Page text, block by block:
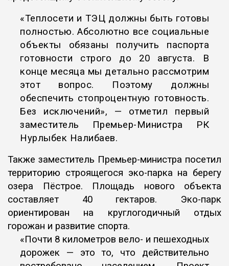
«Теплосети и ТЭЦ должны быть готовы
полностью. Абсолютно все социальные
объекты обязаны получить паспорта
готовности строго до 20 августа. В
конце месяца мы детально рассмотрим
этот вопрос. Поэтому должны
обеспечить стопроцентную готовность.
Без исключений», — отметил первый
заместитель Премьер-Министра РК
Нурлыбек Налибаев.
Также заместитель Премьер-министра посетил
территорию строящегося эко-парка на берегу
озера Пёстрое. Площадь нового объекта
составляет 40 гектаров. Эко-парк
ориентирован на круглогодичный отдых
горожан и развитие спорта.
«Почти 8 километров вело- и пешеходных
дорожек — это то, что действительно